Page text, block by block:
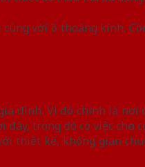
với ô thoáng kính.
đình. Vì đó chính là
trong đó có việc chọn
thiết kế, không gian